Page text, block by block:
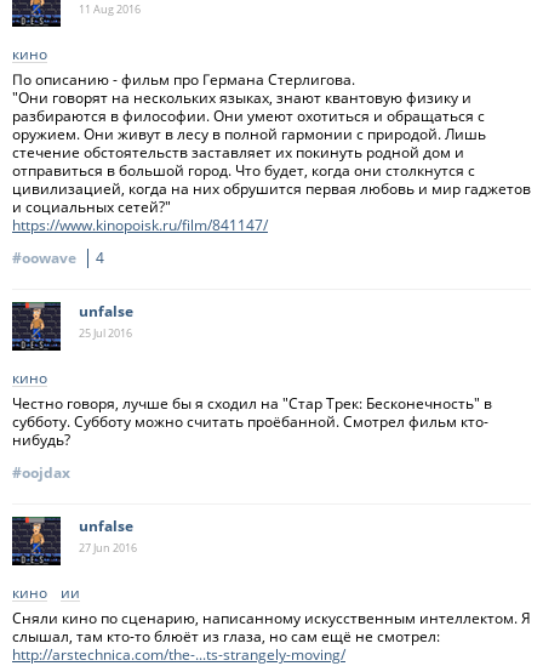
11 Aug2016
кино
По описанию - фильм про Германа Стерлигова.
"Они говорят на нескольких языках, знают квантовую физику и
разбираются в философии. Они умеют охотиться и обращаться с
оружием. Они живут в лесу в полной гармонии с природой. Лишь
стечение обстоятельств заставляет их покинуть родной дом и
отправиться в большой город. Что будет, когда они столкнутся с
цивилизацией, когда на них обрушится первая любовь и мир гаджетов
и социальных сетей?"
https://www.kinopoisk.ru/film/841147/
#oowave
4
unfalse
25 Jul2016
кино
Честно говоря, лучше бы я сходил на "Стар Трек: Бесконечность" в
субботу. Субботу можно считать проёбанной. Смотрел фильм кто-
нибудь?
#oojdax
unfalse
27 Jun 2016
кино
ии
Сняли кино по сценарию, написанному искусственным интеллектом. Я
слышал, там кто-то блюёт из глаза, но сам ещё не смотрел:
http://arstechnica.com/the-...ts-strangely-moving/